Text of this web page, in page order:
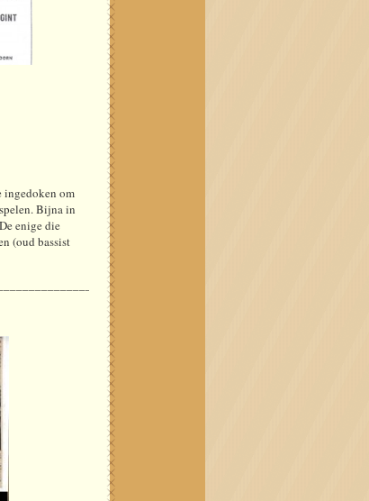
ingedoken om
Bijna in
enige die
(oud bassist